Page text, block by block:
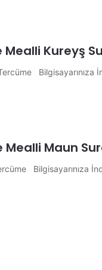
Mealli Kureyş
Bilgisayarınıza
Mealli Maun
Bilgisayarınıza